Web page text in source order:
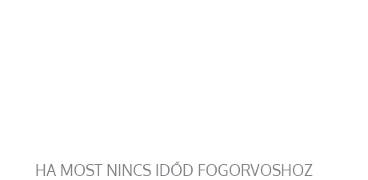
HA MOST NINCS IDŐD FOGORVOSHOZ